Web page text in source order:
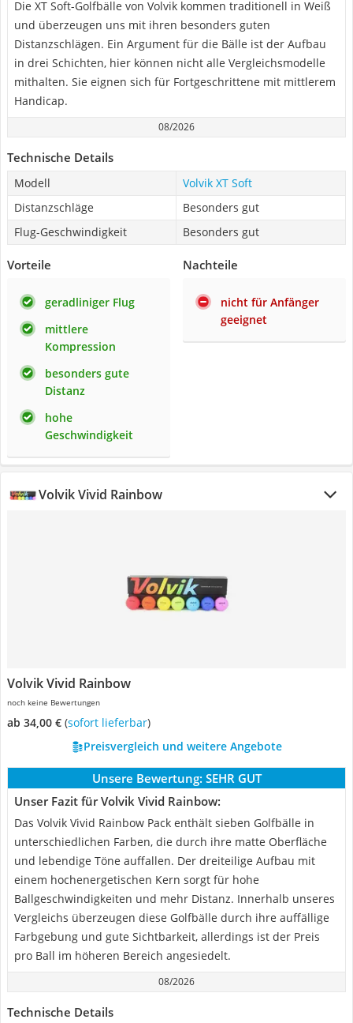
Die XT Soft-Golfbälle von Volvik kommen traditionell in Weiß
und überzeugen uns mit ihren besonders guten
Distanzschlägen. Ein Argument für die Bälle ist der Aufbau
in drei Schichten, hier können nicht alle Vergleichsmodelle
mithalten. Sie eignen sich für Fortgeschrittene mit mittlerem
Handicap.
08/2026
Technische Details
Modell
Volvik XT Soft
Distanzschläge
Besonders gut
Flug-Geschwindigkeit
Besonders gut
Vorteile
geradliniger Flug
mittlere
Kompression
besonders gute
Distanz
hohe
Geschwindigkeit
Nachteile
nicht für Anfänger
geeignet
Volvik Vivid Rainbow
Volvik Vivid Rainbow
noch keine Bewertungen
ab 34,00 € ( Sofort lieferbar)
Preisvergleich und weitere Angebote
Unsere Bewertung: SEHR GUT
Unser Fazit für Volvik Vivid Rainbow:
Das Volvik Vivid Rainbow Pack enthält sieben Golfbälle in
unterschiedlichen Farben, die durch ihre matte Oberfläche
und lebendige Töne auffallen. Der dreiteilige Aufbau mit
einem hochenergetischen Kern sorgt für hohe
Ballgeschwindigkeiten und mehr Distanz. Innerhalb unseres
Vergleichs überzeugen diese Golfbälle durch ihre auffällige
Farbgebung und gute Sichtbarkeit, allerdings ist der Preis
pro Ball im höheren Bereich angesiedelt.
08/2026
Technische Details